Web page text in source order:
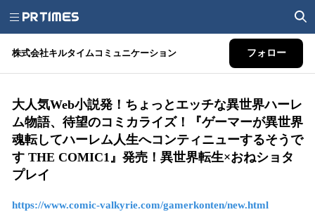
株式会社キルタイムコミュニケーション フォロー
大人気Web小説発！ちょっとエッチな異世界ハーレ
ム物語、待望のコミカライズ！『ゲーマーが異世界
魂転してハーレム人生へコンティニューするそうで
す THE COMIC1』発売！異世界転生×おねショタ
プレイ
https://www.comic-valkyrie.com/gamerkonten/new.html